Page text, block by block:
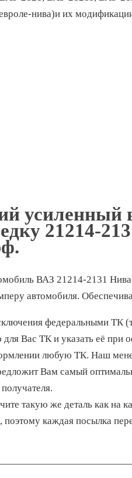
нива)и их
усиленный
21214-
ВАЗ 21214-2131
автомобиля.
федеральными ТК
Вас ТК и указать её при
любую ТК. Наш
Вам самый
такую же деталь как на
каждая посылка